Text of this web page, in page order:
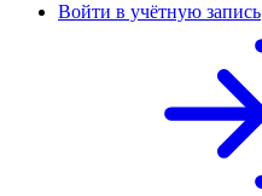
Войти в учётную запись